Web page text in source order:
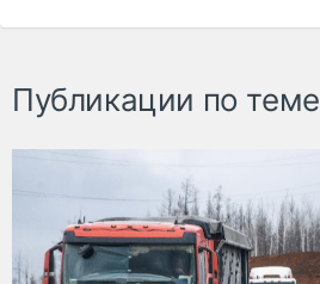
Публикации по теме